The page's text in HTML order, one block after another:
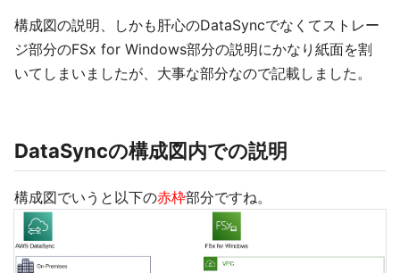
構成図の説明、しかも肝心のDataSyncでなくてストレー
ジ部分のFSx for Windows部分の説明にかなり紙面を割
いてしまいましたが、大事な部分なので記載しました。
DataSyncの構成図内での説明
構成図でいうと以下の赤枠部分ですね。